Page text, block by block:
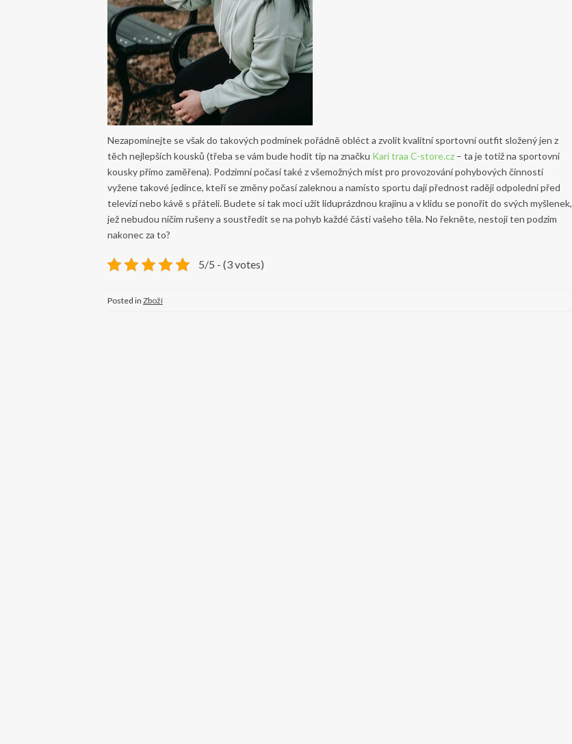
Nezapomínejte se však do takových podmínek pořádně obléct a zvolit kvalitní sportovní outfit složený jen z
těch nejlepších kousků (třeba se vám bude hodit tip na značku Kari traa C-store.cz – ta je totiž na sportovní
kousky přímo zaměřena). Podzimní počasí také z všemožných míst pro provozování pohybových činností
vyžene takové jedince, kteří se změny počasí zaleknou a namísto sportu dají přednost raději odpoledni před
televizí nebo kávě s přáteli. Budete si tak moci užít liduprázdnou krajinu a v klidu se ponořit do svých myšlenek,
jež nebudou ničím rušeny a soustředit se na pohyb každé části vašeho těla. No řekněte, nestojí ten podzim
nakonec za to?
5/5 - (3 votes)
Posted in Zboží